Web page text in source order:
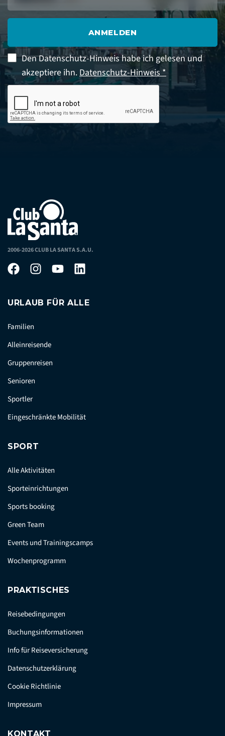
ANMELDEN
Den Datenschutz-Hinweis habe ich gelesen und
akzeptiere ihn. Datenschutz-Hinweis *
2006-2026 CLUB LA SANTA S.A.U.
URLAUB FÜR ALLE
Familien
Alleinreisende
Gruppenreisen
Senioren
Sportler
Eingeschränkte Mobilität
SPORT
Alle Aktivitäten
Sporteinrichtungen
Sports booking
Green Team
Events und Trainingscamps
Wochenprogramm
PRAKTISCHES
Reisebedingungen
Buchungsinformationen
Info für Reiseversicherung
Datenschutzerklärung
Cookie Richtlinie
Impressum
KONTAKT